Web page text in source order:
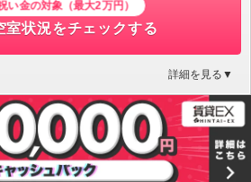
い金の対象（最大2万円）
室状況をチェックする
詳細を見る▼